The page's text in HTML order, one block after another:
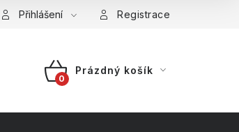
Reklamace Splátkový prodej
Přihlášení Registrace
NÁKUPNÍ
Prázdný košík